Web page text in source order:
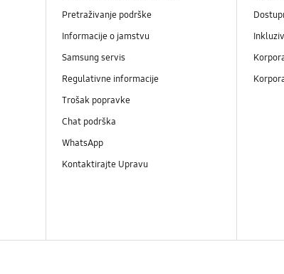
Pretraživanje podrške
Informacije o jamstvu
Samsung servis
Regulativne informacije
Trošak popravke
Chat podrška
WhatsApp
Kontaktirajte Upravu